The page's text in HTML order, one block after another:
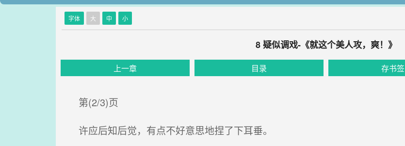
字体 大 中 小
8 疑似调戏-《就这个美人攻，爽！》
上一章 目录 存书签
第(2/3)页
许应后知后觉，有点不好意思地捏了下耳垂。